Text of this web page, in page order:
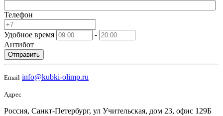
Телефон
Удобное время
-
Антибот
Отправить
Email info@kubki-olimp.ru
Адрес
Россия, Санкт-Петербург, ул Учительская, дом 23, офис 129Б